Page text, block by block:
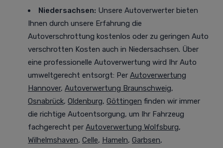
Niedersachsen: Unsere Autoverwerter bieten
Ihnen durch unsere Erfahrung die
Autoverschrottung kostenlos oder zu geringen Auto
verschrotten Kosten auch in Niedersachsen. Über
eine professionelle Autoverwertung wird Ihr Auto
umweltgerecht entsorgt: Per Autoverwertung
Hannover, Autoverwertung Braunschweig,
Osnabrück, Oldenburg, Göttingen finden wir immer
die richtige Autoentsorgung, um Ihr Fahrzeug
fachgerecht per Autoverwertung Wolfsburg,
Wilhelmshaven, Celle, Hameln, Garbsen,